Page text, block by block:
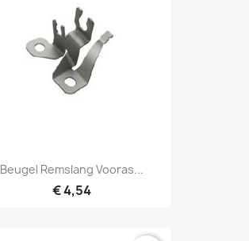
Beugel Remslang Vooras...
€ 4,54